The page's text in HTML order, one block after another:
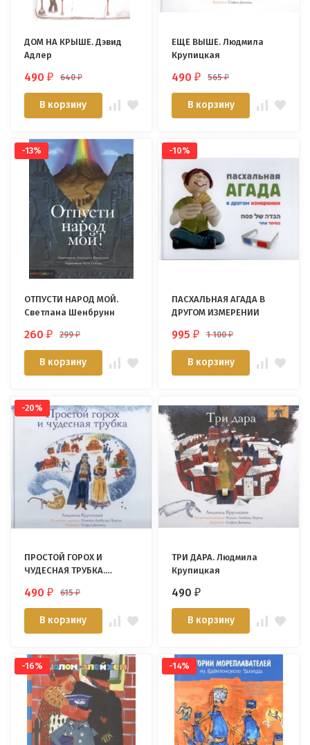
ДОМ НА КРЫШЕ. Дэвид
Адлер
490₽ 640₽
В корзину
ЕЩЕ ВЫШЕ. Людмила
Крупицкая
490₽ 565₽
В корзину
-13%
ОТПУСТИ НАРОД МОЙ.
Светлана Шенбрунн
260₽ 299₽
В корзину
-10%
ПАСХАЛЬНАЯ АГАДА В
ДРУГОМ ИЗМЕРЕНИИ
995₽ 1 100₽
В корзину
-20%
ПРОСТОЙ ГОРОХ И
ЧУДЕСНАЯ ТРУБКА.
490₽ 615₽
В корзину
ТРИ ДАРА. Людмила
Крупицкая
490₽
В корзину
-16% -14%